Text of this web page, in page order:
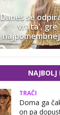
Danes se
vrata', gre
NAJBOLJ
TRAČI
Doma ga
on pa